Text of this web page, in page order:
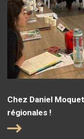
Chez Daniel
régionales !